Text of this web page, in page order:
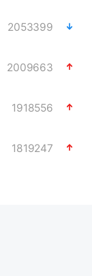
2053399
2009663
1918556
1819247